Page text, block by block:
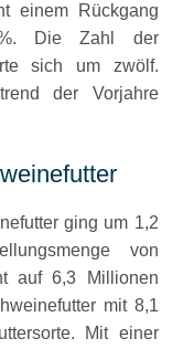
einem Rückgang
Die Zahl der
sich um zwölf.
der Vorjahre
ging um 1,2
von
auf 6,3 Millionen
mit 8,1
Mit einer